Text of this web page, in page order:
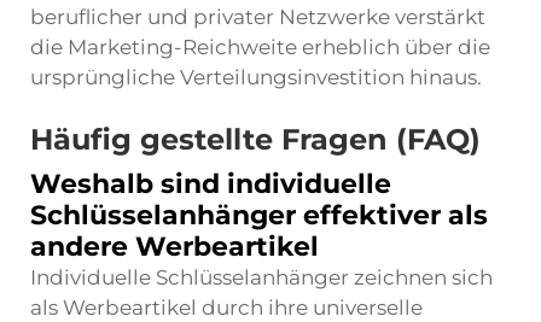
beruflicher und privater Netzwerke verstärkt
die Marketing-Reichweite erheblich über die
ursprüngliche Verteilungsinvestition hinaus.
Häufig gestellte Fragen (FAQ)
Weshalb sind individuelle
Schlüsselanhänger effektiver als
andere Werbeartikel
Individuelle Schlüsselanhänger zeichnen sich
als Werbeartikel durch ihre universelle